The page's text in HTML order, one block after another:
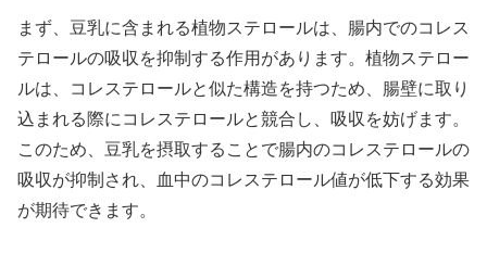
まず、豆乳に含まれる植物ステロールは、腸内でのコレス
テロールの吸収を抑制する作用があります。植物ステロー
ルは、コレステロールと似た構造を持つため、腸壁に取り
込まれる際にコレステロールと競合し、吸収を妨げます。
このため、豆乳を摂取することで腸内のコレステロールの
吸収が抑制され、血中のコレステロール値が低下する効果
が期待できます。